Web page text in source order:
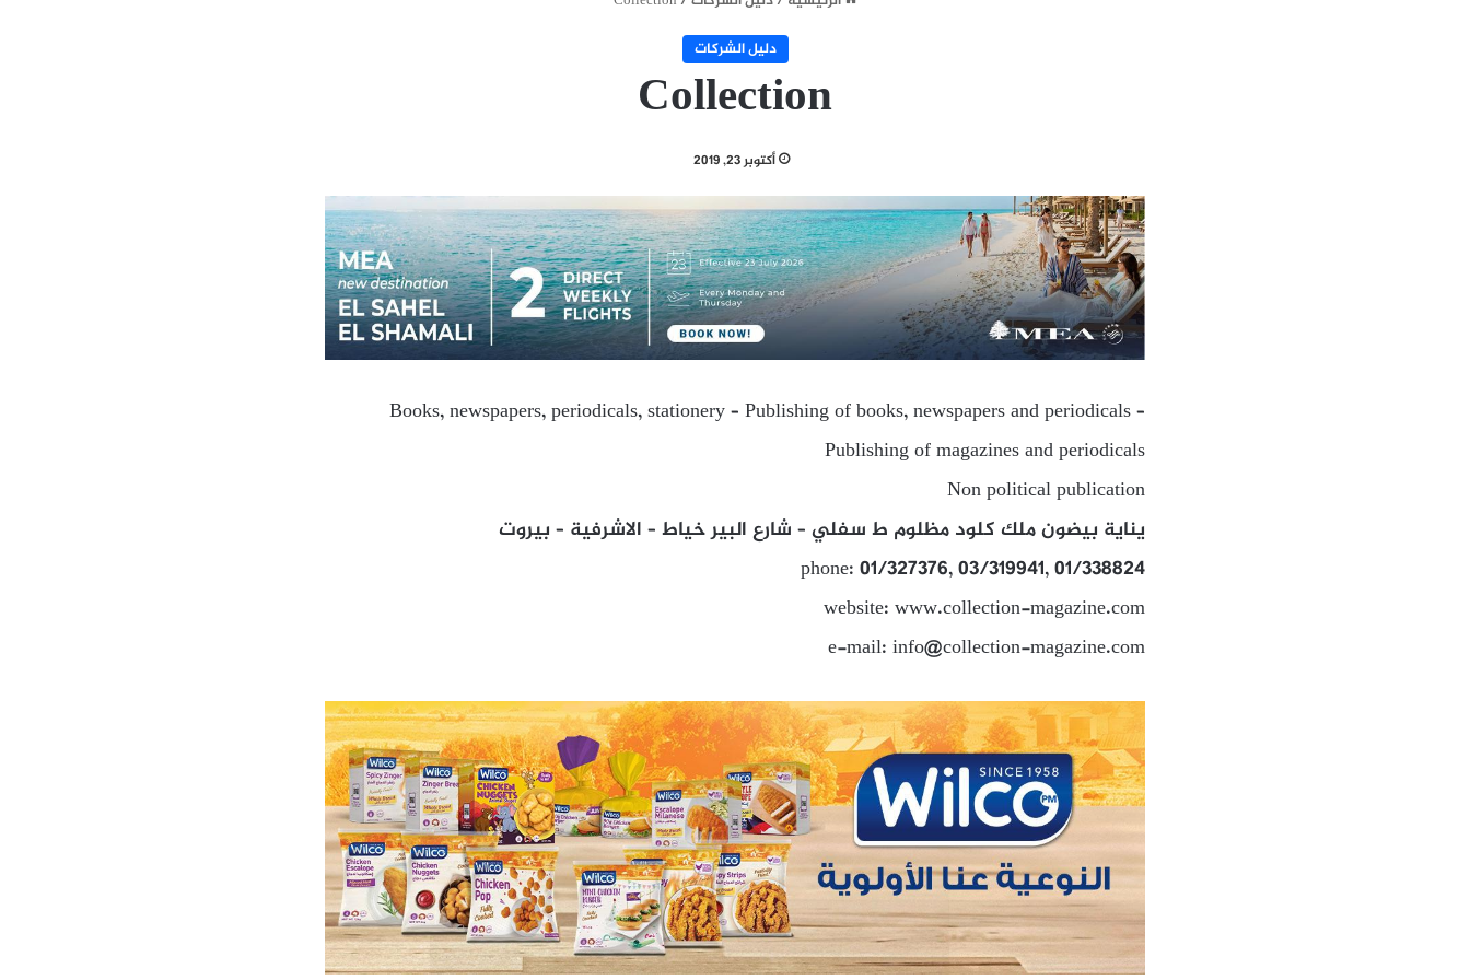
دليل الشركات
Collection
أكتوبر 23, 2019
Books, newspapers, periodicals, stationery – Publishing of books, newspapers and periodicals –
Publishing of magazines and periodicals
Non political publication
يناية بيضون ملك كلود مظلوم ط سفلي – شارع البير خياط – الاشرفية – بيروت
phone: 01/327376, 03/319941, 01/338824
website: www.collection-magazine.com
e-mail: info@collection-magazine.com